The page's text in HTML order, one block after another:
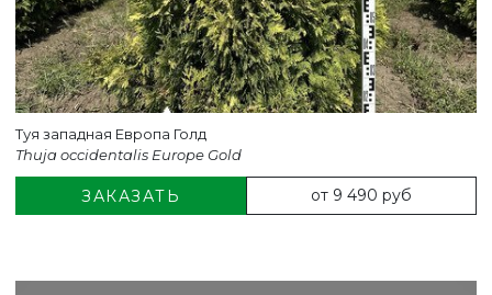
Туя западная Европа Голд
Thuja occidentalis Europe Gold
ЗАКАЗАТЬ от 9 490 руб